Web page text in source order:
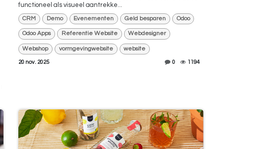
functioneel als visueel aantrekke...
CRM Demo Evenementen Geld besparen Odoo
Odoo Apps Referentie Website Webdesigner
Webshop vormgevingwebsite website
20 nov. 2025 0 1194